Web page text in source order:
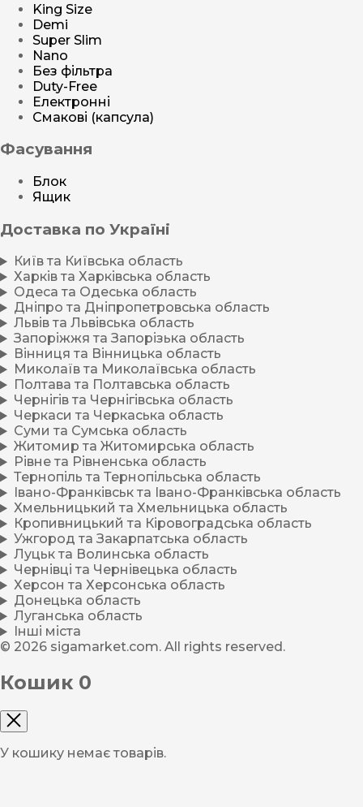
King Size
Demi
Super Slim
Nano
Без фільтра
Duty-Free
Електронні
Смакові (капсула)
Фасування
Блок
Ящик
Доставка по Україні
Київ та Київська область
Харків та Харківська область
Одеса та Одеська область
Дніпро та Дніпропетровська область
Львів та Львівська область
Запоріжжя та Запорізька область
Вінниця та Вінницька область
Миколаїв та Миколаївська область
Полтава та Полтавська область
Чернігів та Чернігівська область
Черкаси та Черкаська область
Суми та Сумська область
Житомир та Житомирська область
Рівне та Рівненська область
Тернопіль та Тернопільська область
Івано-Франківськ та Івано-Франківська область
Хмельницький та Хмельницька область
Кропивницький та Кіровоградська область
Ужгород та Закарпатська область
Луцьк та Волинська область
Чернівці та Чернівецька область
Херсон та Херсонська область
Донецька область
Луганська область
Інші міста
© 2026 sigamarket.com. All rights reserved.
Кошик 0
У кошику немає товарів.